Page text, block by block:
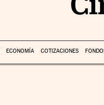
ECONOMÍA COTIZACIONES